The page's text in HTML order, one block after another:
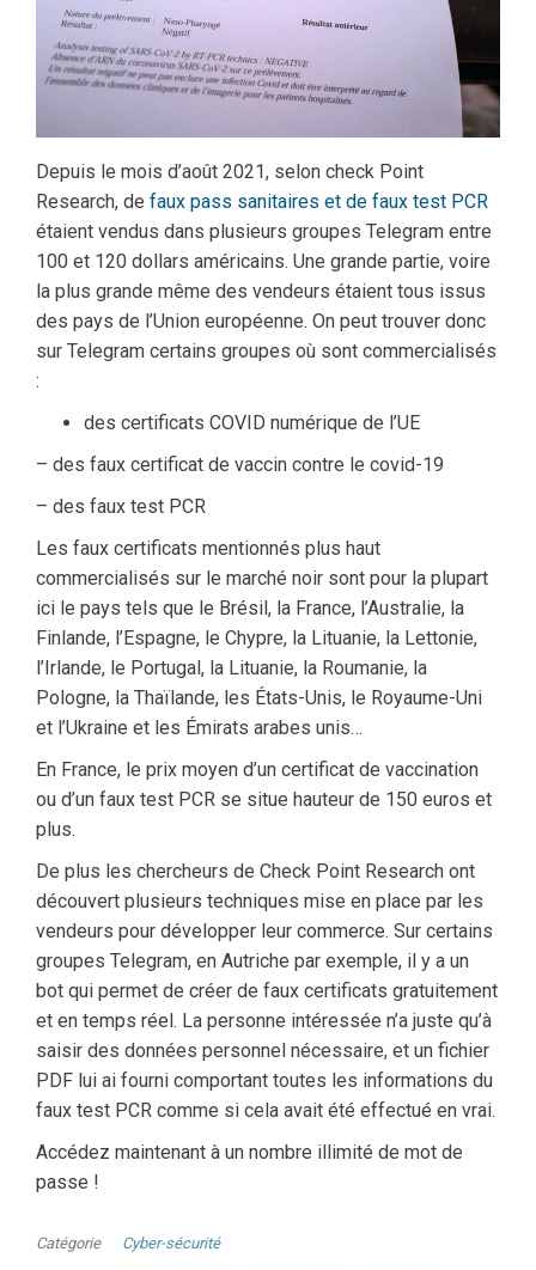
Depuis le mois d’août 2021, selon check Point
Research, de faux pass sanitaires et de faux test PCR
étaient vendus dans plusieurs groupes Telegram entre
100 et 120 dollars américains. Une grande partie, voire
la plus grande même des vendeurs étaient tous issus
des pays de l’Union européenne. On peut trouver donc
sur Telegram certains groupes où sont commercialisés
:
des certificats COVID numérique de l’UE
– des faux certificat de vaccin contre le covid-19
– des faux test PCR
Les faux certificats mentionnés plus haut
commercialisés sur le marché noir sont pour la plupart
ici le pays tels que le Brésil, la France, l’Australie, la
Finlande, l’Espagne, le Chypre, la Lituanie, la Lettonie,
l’Irlande, le Portugal, la Lituanie, la Roumanie, la
Pologne, la Thaïlande, les États-Unis, le Royaume-Uni
et l’Ukraine et les Émirats arabes unis…
En France, le prix moyen d’un certificat de vaccination
ou d’un faux test PCR se situe hauteur de 150 euros et
plus.
De plus les chercheurs de Check Point Research ont
découvert plusieurs techniques mise en place par les
vendeurs pour développer leur commerce. Sur certains
groupes Telegram, en Autriche par exemple, il y a un
bot qui permet de créer de faux certificats gratuitement
et en temps réel. La personne intéressée n’a juste qu’à
saisir des données personnel nécessaire, et un fichier
PDF lui ai fourni comportant toutes les informations du
faux test PCR comme si cela avait été effectué en vrai.
Accédez maintenant à un nombre illimité de mot de
passe !
Catégorie Cyber-sécurité